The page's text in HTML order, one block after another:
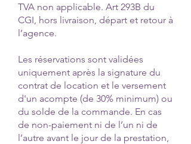
TVA non applicable. Art 293B du
CGI, hors livraison, départ et retour à
l’agence.
Les réservations sont validées
uniquement après la signature du
contrat de location et le versement
d'un acompte (de 30% minimum) ou
du solde de la commande. En cas
de non-paiement ni de l’un ni de
l’autre avant le jour de la prestation,